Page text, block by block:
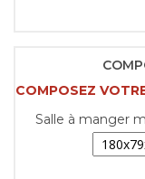
COMPOSEZ
Salle à manger